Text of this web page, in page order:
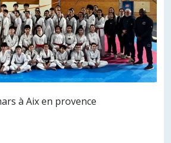
à Aix en provence